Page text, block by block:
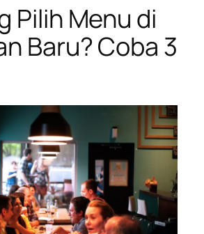
Pilih Menu di
Baru? Coba 3